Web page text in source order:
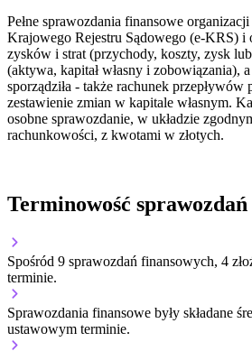
Pełne sprawozdania finansowe
Krajowego Rejestru Sądowego (e-KRS) i
zysków i strat (przychody, koszty, zysk
(aktywa, kapitał własny i zobowiązania),
sporządziła - także rachunek
zestawienie zmian w kapitale własnym.
osobne sprawozdanie, w układzie
rachunkowości, z kwotami w złotych.
Terminowość sprawozdań
Spośród 9 sprawozdań finansowych, 4
terminie.
Sprawozdania finansowe były składane
ustawowym terminie.